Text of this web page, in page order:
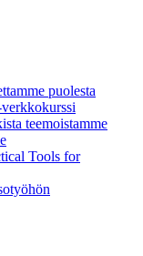
puolesta
teemois­tamme
Tools for